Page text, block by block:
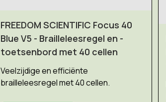
FREEDOM SCIENTIFIC Focus 40
Blue V5 - Brailleleesregel en -
toetsenbord met 40 cellen
Veelzijdige en efficiënte
brailleleesregel met 40 cellen.